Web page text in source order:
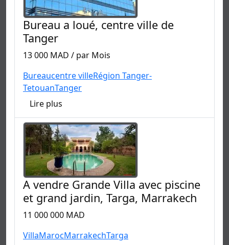
Bureau a loué, centre ville de
Tanger
13 000 MAD / par Mois
Bureaucentre villeRégion Tanger-
TetouanTanger
Lire plus
A vendre Grande Villa avec piscine
et grand jardin, Targa, Marrakech
11 000 000 MAD
VillaMarocMarrakechTarga